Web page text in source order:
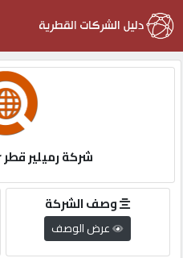
التسجيل
English
شركة رميلير قطر Rambler Qatar
وصف الشركة
عرض الوصف